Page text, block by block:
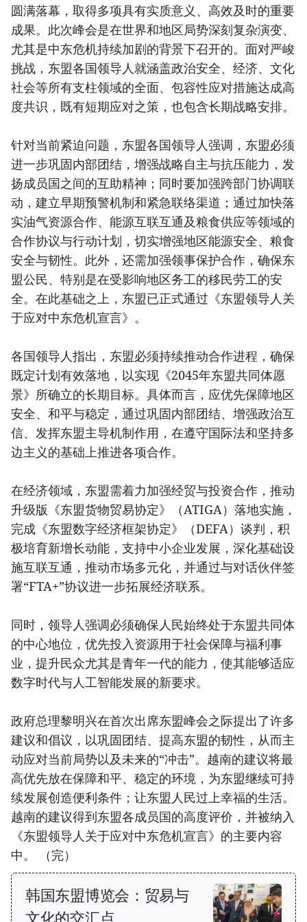
圆满落幕，取得多项具有实质意义、高效及时的重要
成果。此次峰会是在世界和地区局势深刻复杂演变、
尤其是中东危机持续加剧的背景下召开的。面对严峻
挑战，东盟各国领导人就涵盖政治安全、经济、文化
社会等所有支柱领域的全面、包容性应对措施达成高
度共识，既有短期应对之策，也包含长期战略安排。
针对当前紧迫问题，东盟各国领导人强调，东盟必须
进一步巩固内部团结，增强战略自主与抗压能力，发
扬成员国之间的互助精神；同时要加强跨部门协调联
动，建立早期预警机制和紧急联络渠道；通过加快落
实油气资源合作、能源互联互通及粮食供应等领域的
合作协议与行动计划，切实增强地区能源安全、粮食
安全与韧性。此外，还需加强领事保护合作，确保东
盟公民、特别是在受影响地区务工的移民劳工的安
全。在此基础之上，东盟已正式通过《东盟领导人关
于应对中东危机宣言》。
各国领导人指出，东盟必须持续推动合作进程，确保
既定计划有效落地，以实现《2045年东盟共同体愿
景》所确立的长期目标。具体而言，应优先保障地区
安全、和平与稳定，通过巩固内部团结、增强政治互
信、发挥东盟主导机制作用，在遵守国际法和坚持多
边主义的基础上推进各项合作。
在经济领域，东盟需着力加强经贸与投资合作，推动
升级版《东盟货物贸易协定》（ATIGA）落地实施，
完成《东盟数字经济框架协定》（DEFA）谈判，积
极培育新增长动能，支持中小企业发展，深化基础设
施互联互通，推动市场多元化，并通过与对话伙伴签
署“FTA+”协议进一步拓展经济联系。
同时，领导人强调必须确保人民始终处于东盟共同体
的中心地位，优先投入资源用于社会保障与福利事
业，提升民众尤其是青年一代的能力，使其能够适应
数字时代与人工智能发展的新要求。
政府总理黎明兴在首次出席东盟峰会之际提出了许多
建议和倡议，以巩固团结、提高东盟的韧性，从而主
动应对当前局势以及未来的“冲击”。越南的建议将最
高优先放在保障和平、稳定的环境，为东盟继续可持
续发展创造便利条件；让东盟人民过上幸福的生活。
越南的建议得到东盟各成员国的高度评价，并被纳入
《东盟领导人关于应对中东危机宣言》的主要内容
中。 （完）
韩国东盟博览会：贸易与
文化的交汇点